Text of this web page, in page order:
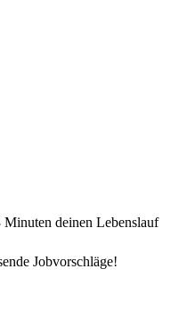
deinen Lebenslauf
Jobvorschläge!